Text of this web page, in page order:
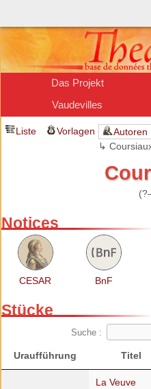
Das Projekt
Vaudevilles
Liste Vorlagen
Autoren
↳
Notices
CESAR BnF
Stücke
Suche :
Uraufführung Titel
La Veuve